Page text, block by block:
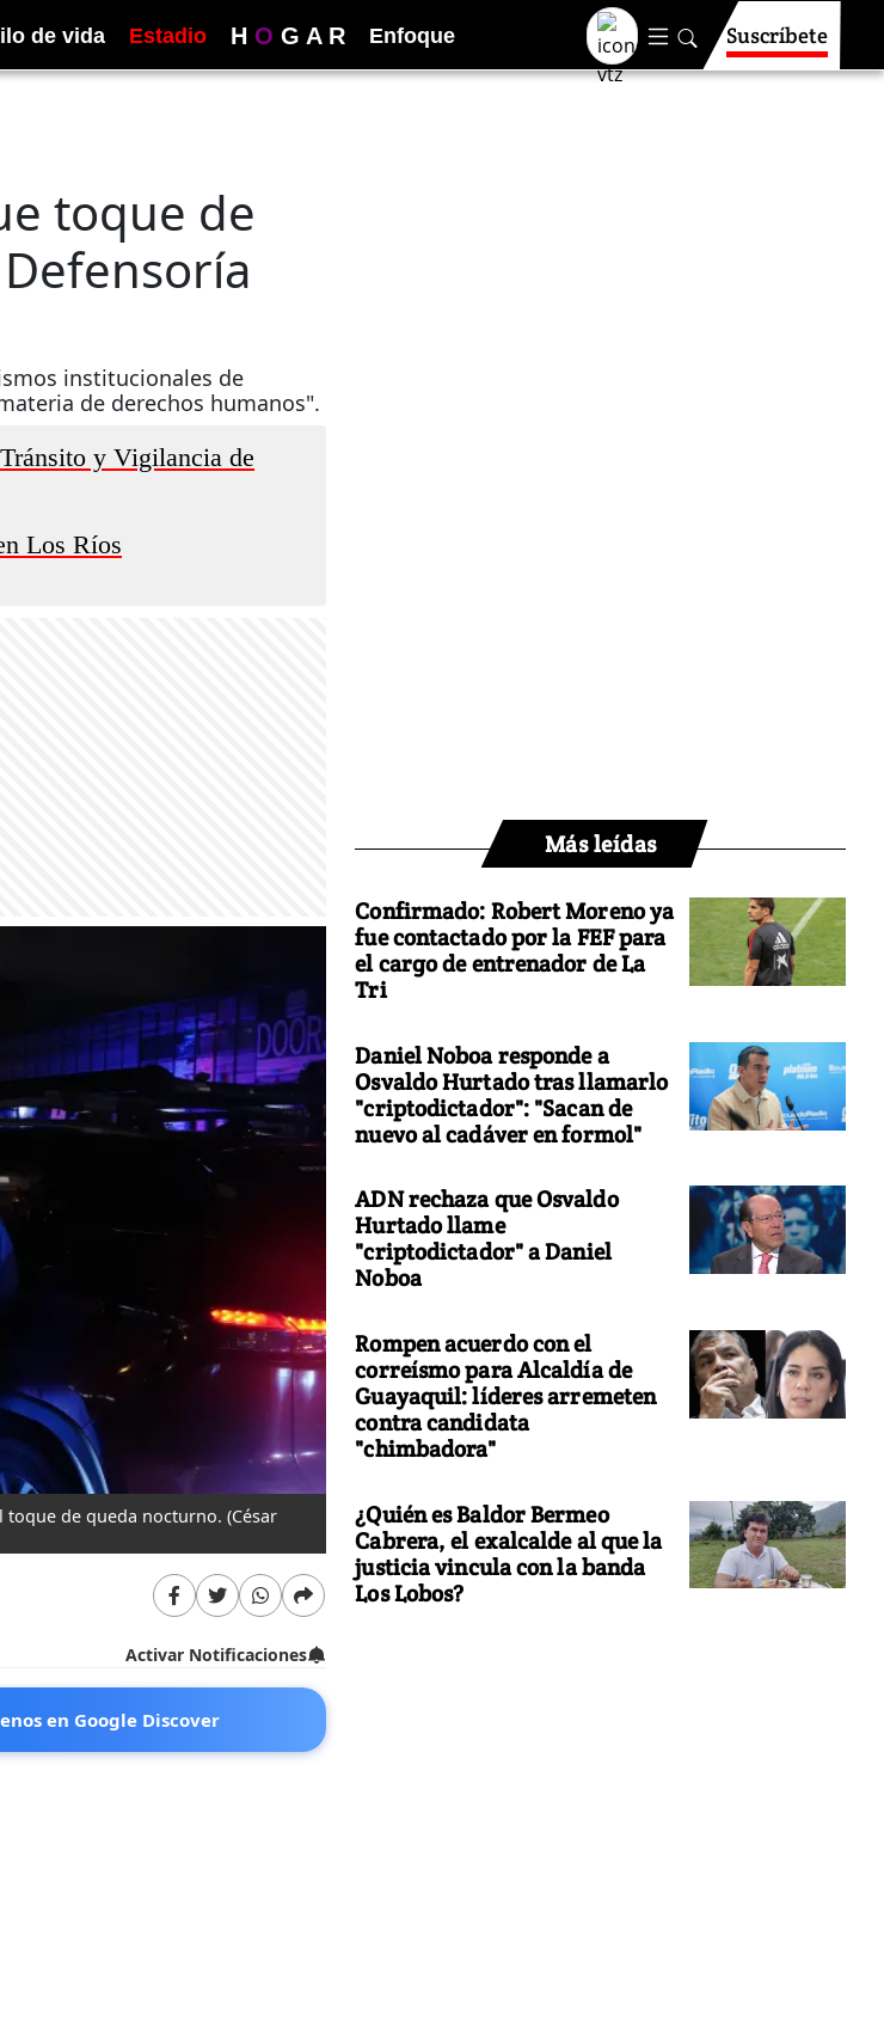
de vida Estadio H O G A R Enfoque Suscríbete
toque de
institucionales de
de derechos humanos".
y Vigilancia de
Los Ríos
toque de queda nocturno. (César
Activar Notificaciones
en Google Discover
Más leídas
Confirmado: Robert Moreno ya
fue contactado por la FEF para
el cargo de entrenador de La
Tri
Daniel Noboa responde a
Osvaldo Hurtado tras llamarlo
"criptodictador": "Sacan de
nuevo al cadáver en formol"
ADN rechaza que Osvaldo
Hurtado llame
"criptodictador" a Daniel
Noboa
Rompen acuerdo con el
correísmo para Alcaldía de
Guayaquil: líderes arremeten
contra candidata
"chimbadora"
¿Quién es Baldor Bermeo
Cabrera, el exalcalde al que la
justicia vincula con la banda
Los Lobos?